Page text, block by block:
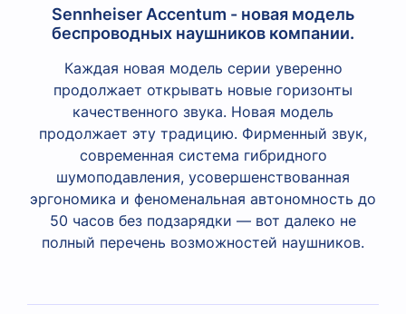
Sennheiser Accentum - новая модель
беспроводных наушников компании.
Каждая новая модель серии уверенно
продолжает открывать новые горизонты
качественного звука. Новая модель
продолжает эту традицию. Фирменный звук,
современная система гибридного
шумоподавления, усовершенствованная
эргономика и феноменальная автономность до
50 часов без подзарядки — вот далеко не
полный перечень возможностей наушников.